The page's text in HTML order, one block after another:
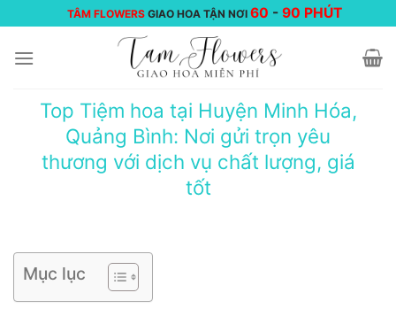
đến
nội
TÂM FLOWERS GIAO HOA TẬN NƠI 60 -90 PHÚT
Top Tiệm hoa tại Huyện Minh Hóa,
Quảng Bình: Nơi gửi trọn yêu
thương với dịch vụ chất lượng, giá
tốt
Mục lục